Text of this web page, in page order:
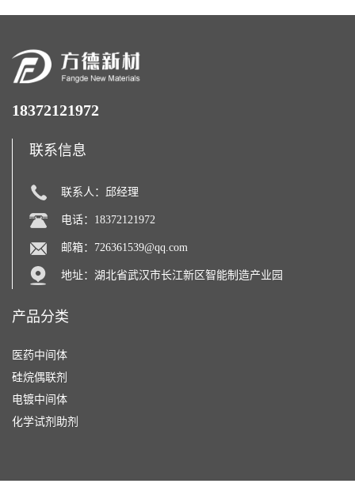
18372121972
联系信息
联系人：邱经理
电话：18372121972
邮箱： 726361539@qq.com
地址：湖北省武汉市长江新区智能制造产业园
产品分类
医药中间体
硅烷偶联剂
电镀中间体
化学试剂助剂